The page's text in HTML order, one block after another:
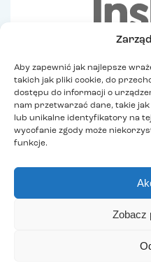
Aby zapewnić jak najlepsze
takich jak pliki cookie, do
dostępu do informacji o
nam przetwarzać dane, takie
lub unikalne identyfikatory na
wycofanie zgody może
funkcje.
Zobacz
Rekrutacja
online lub w